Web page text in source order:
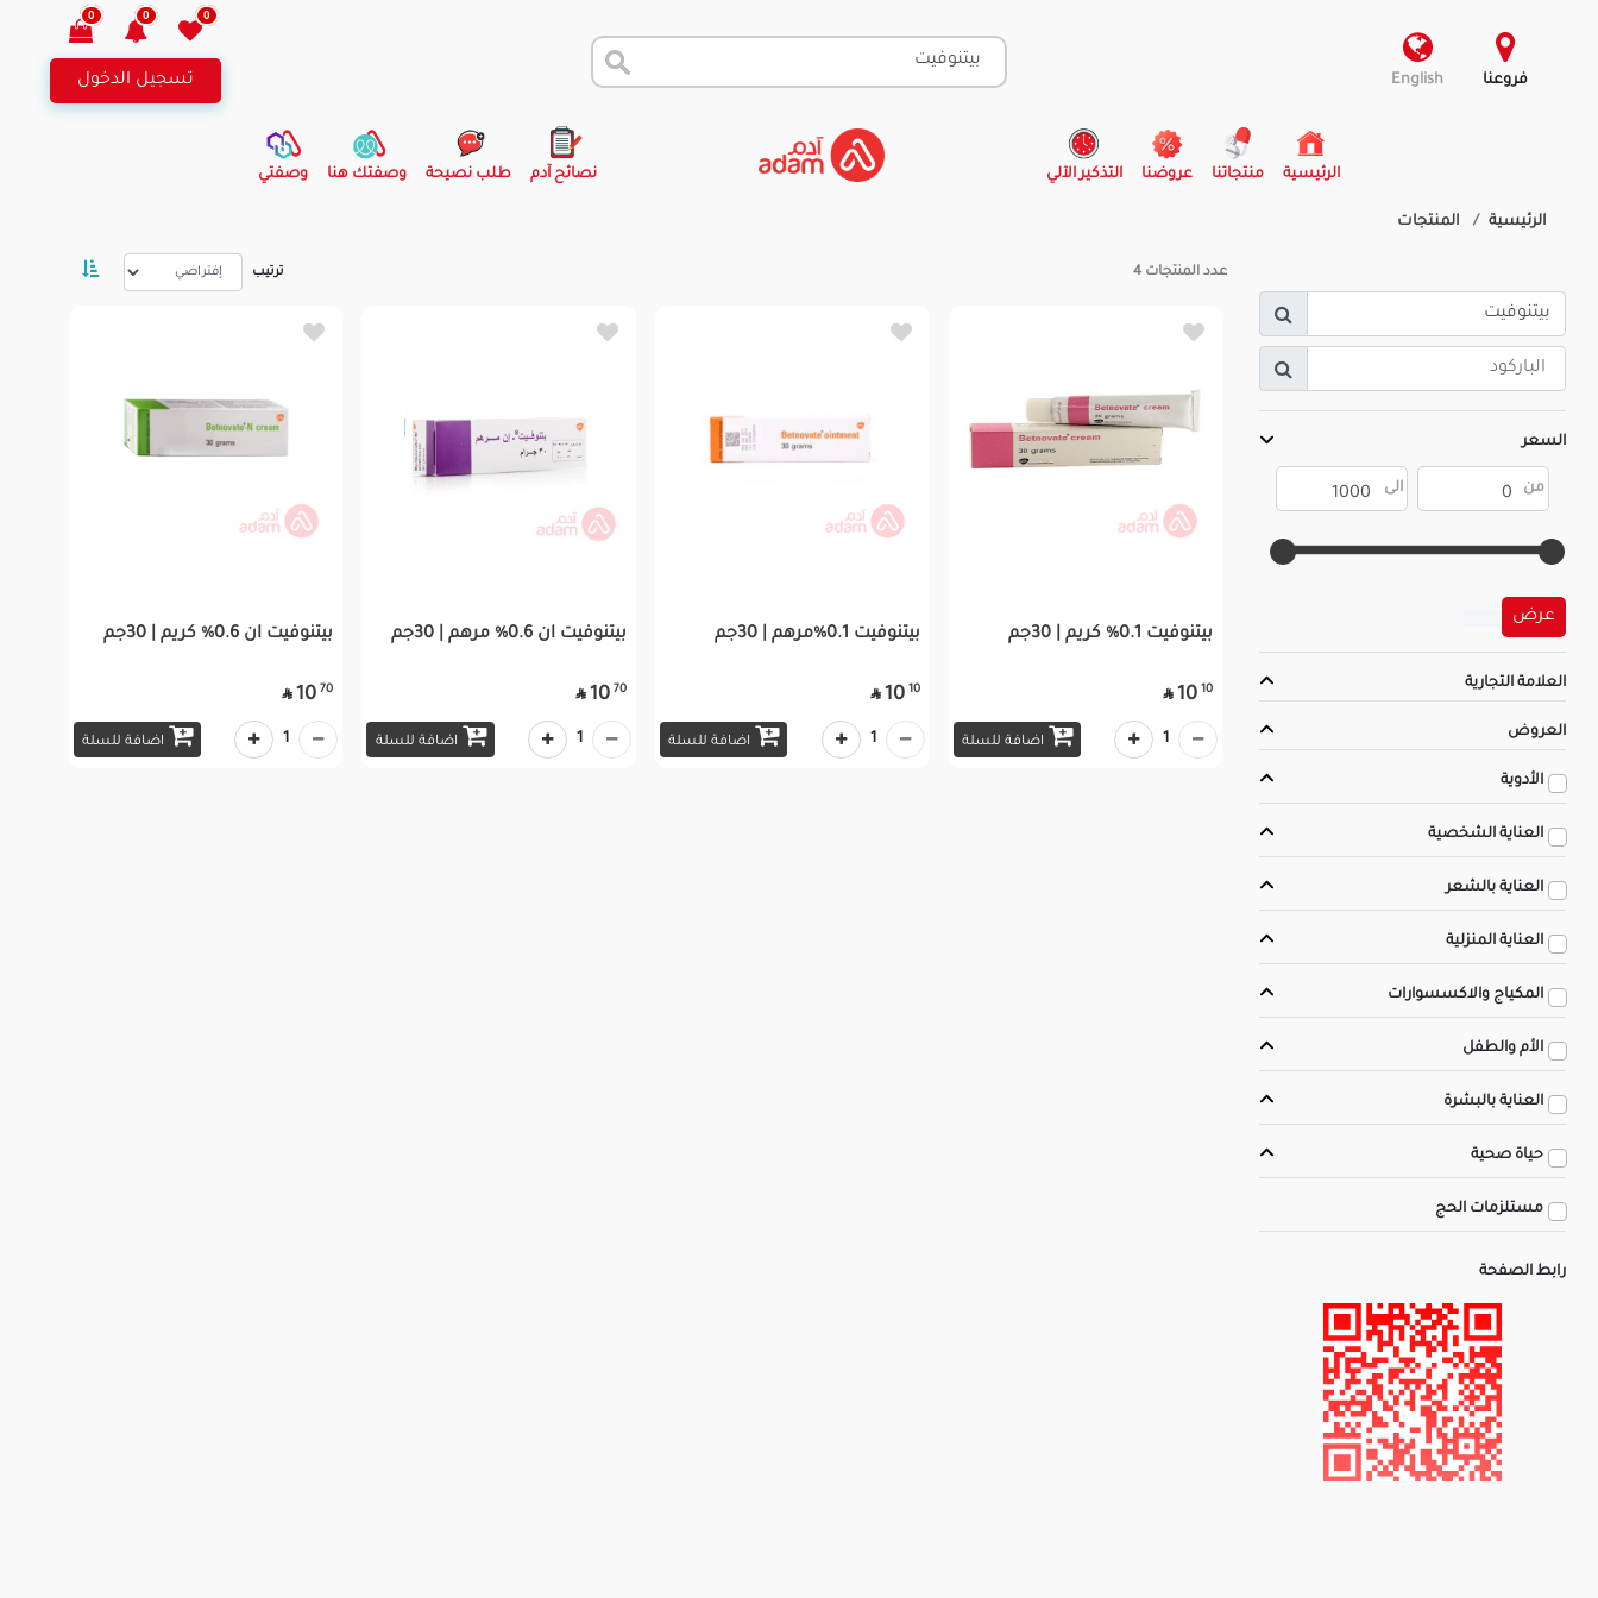
فروعنا English
0
0
0
تسجيل الدخول
الرئيسية
(current) منتجاتنا عروضنا التذكير الآلي نصائح آدم طلب نصيحة وصفتك هنا وصفتي
الرئيسية المنتجات
السعر
عرض
العلامة التجارية
العروض
الأدوية
العناية الشخصية
العناية بالشعر
العناية المنزلية
المكياج والاكسسوارات
الأم والطفل
العناية بالبشرة
حياة صحية
مستلزمات الحج
رابط الصفحة
عدد المنتجات4 ترتيب
بيتنوفيت 0.1% كريم | 30جم
10
10

اضافة للسلة 1
بيتنوفيت 0.1%مرهم | 30جم
10
10

اضافة للسلة 1
بيتنوفيت ان 0.6% مرهم | 30جم
70
10

اضافة للسلة 1
بيتنوفيت ان 0.6% كريم | 30جم
70
10

اضافة للسلة 1